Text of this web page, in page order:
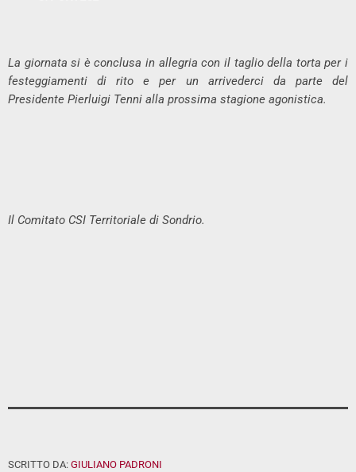
La giornata si è conclusa in allegria con il taglio della torta per i
festeggiamenti di rito e per un arrivederci da parte del
Presidente Pierluigi Tenni alla prossima stagione agonistica.
Il Comitato CSI Territoriale di Sondrio.
SCRITTO DA: GIULIANO PADRONI